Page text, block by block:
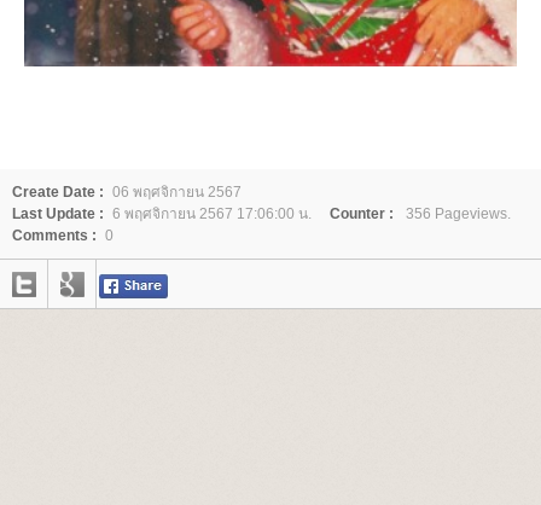
Create Date : 06 พฤศจิกายน 2567
Last Update : 6 พฤศจิกายน 2567 17:06:00 น. Counter :
356 Pageviews.
Comments : 0